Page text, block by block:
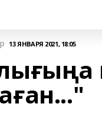
13 ЯНВАРЯ 2021, 18:05